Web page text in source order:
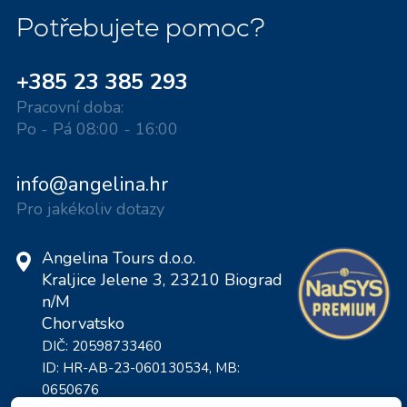
Potřebujete pomoc?
+385 23 385 293
Pracovní doba:
Po - Pá 08:00 - 16:00
info@angelina.hr
Pro jakékoliv dotazy
Angelina Tours d.o.o.
Kraljice Jelene 3, 23210 Biograd
n/M
Chorvatsko
DIČ: 20598733460
ID: HR-AB-23-060130534, MB:
0650676